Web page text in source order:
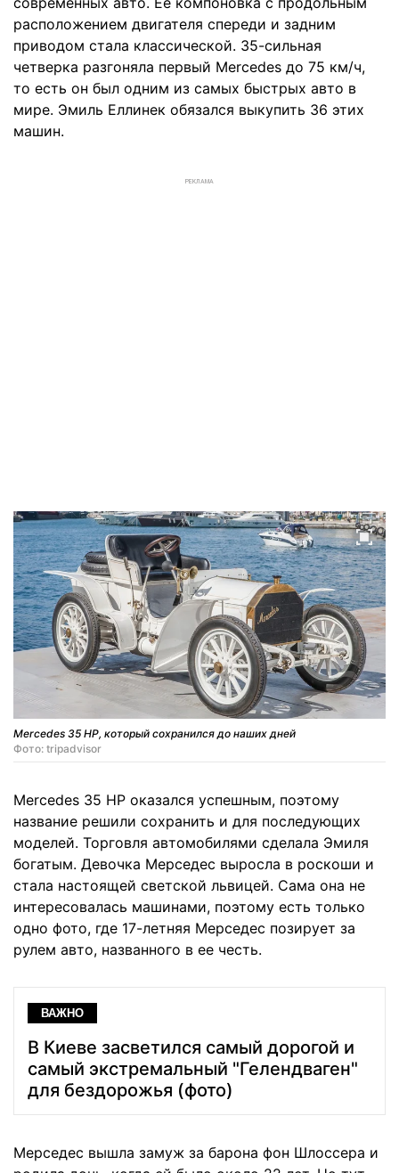
расположением двигателя спереди и задним
приводом стала классической. 35-сильная
четверка разгоняла первый Mercedes до 75 км/ч,
то есть он был одним из самых быстрых авто в
мире. Эмиль Еллинек обязался выкупить 36 этих
машин.
РЕКЛАМА
Mercedes 35 HP, который сохранился до наших дней
Фото: tripadvisor
Mercedes 35 HP оказался успешным, поэтому
название решили сохранить и для последующих
моделей. Торговля автомобилями сделала Эмиля
богатым. Девочка Мерседес выросла в роскоши и
стала настоящей светской львицей. Сама она не
интересовалась машинами, поэтому есть только
одно фото, где 17-летняя Мерседес позирует за
рулем авто, названного в ее честь.
ВАЖНО
В Киеве засветился самый дорогой и
самый экстремальный "Гелендваген"
для бездорожья (фото)
Мерседес вышла замуж за барона фон Шлоссера и